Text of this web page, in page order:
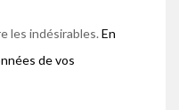
les indésirables. En
de vos